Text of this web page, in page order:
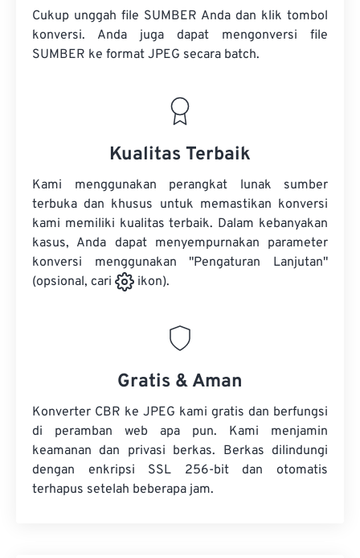
Cukup unggah file SUMBER Anda dan klik tombol
konversi. Anda juga dapat mengonversi file
SUMBER ke format JPEG secara batch.
Kualitas Terbaik
Kami menggunakan perangkat lunak sumber
terbuka dan khusus untuk memastikan konversi
kami memiliki kualitas terbaik. Dalam kebanyakan
kasus, Anda dapat menyempurnakan parameter
konversi menggunakan "Pengaturan Lanjutan"
(opsional, cari
ikon).
Gratis & Aman
Konverter CBR ke JPEG kami gratis dan berfungsi
di peramban web apa pun. Kami menjamin
keamanan dan privasi berkas. Berkas dilindungi
dengan enkripsi SSL 256-bit dan otomatis
terhapus setelah beberapa jam.